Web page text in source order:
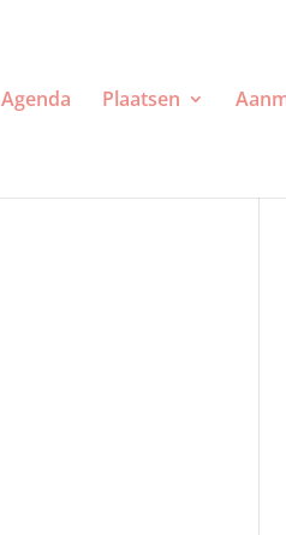
Agenda Plaatsen